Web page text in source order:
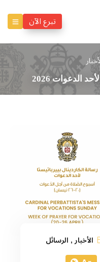
تبرع الآن
الدعوات 2026
الأخبار, الرسائل